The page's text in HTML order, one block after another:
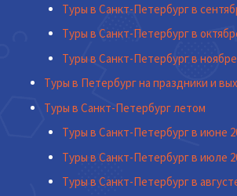
Туры в Санкт-Петербург в
Туры в Санкт-Петербург в
Туры в Санкт-Петербург в
Туры в Петербург на праздники и
Туры в Санкт-Петербург летом
Туры в Санкт-Петербург в июне
Туры в Санкт-Петербург в июле
Туры в Санкт-Петербург в